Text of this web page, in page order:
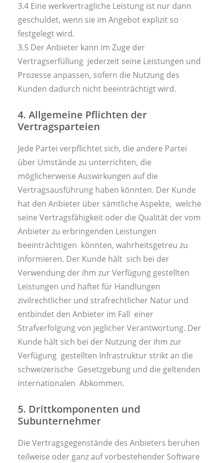
3.4 Eine werkvertragliche Leistung ist nur dann
geschuldet, wenn sie im Angebot explizit so
festgelegt wird.
3.5 Der Anbieter kann im Zuge der
Vertragserfüllung jederzeit seine Leistungen und
Prozesse anpassen, sofern die Nutzung des
Kunden dadurch nicht beeinträchtigt wird.
4. Allgemeine Pflichten der
Vertragsparteien
Jede Partei verpflichtet sich, die andere Partei
über Umstände zu unterrichten, die
möglicherweise Auswirkungen auf die
Vertragsausführung haben könnten. Der Kunde
hat den Anbieter über sämtliche Aspekte, welche
seine Vertragsfähigkeit oder die Qualität der vom
Anbieter zu erbringenden Leistungen
beeinträchtigen könnten, wahrheitsgetreu zu
informieren. Der Kunde hält sich bei der
Verwendung der ihm zur Verfügung gestellten
Leistungen und haftet für Handlungen
zivilrechtlicher und strafrechtlicher Natur und
entbindet den Anbieter im Fall einer
Strafverfolgung von jeglicher Verantwortung. Der
Kunde hält sich bei der Nutzung der ihm zur
Verfügung gestellten Infrastruktur strikt an die
schweizerische Gesetzgebung und die geltenden
internationalen Abkommen.
5. Drittkomponenten und
Subunternehmer
Die Vertragsgegenstände des Anbieters beruhen
teilweise oder ganz auf vorbestehender Software